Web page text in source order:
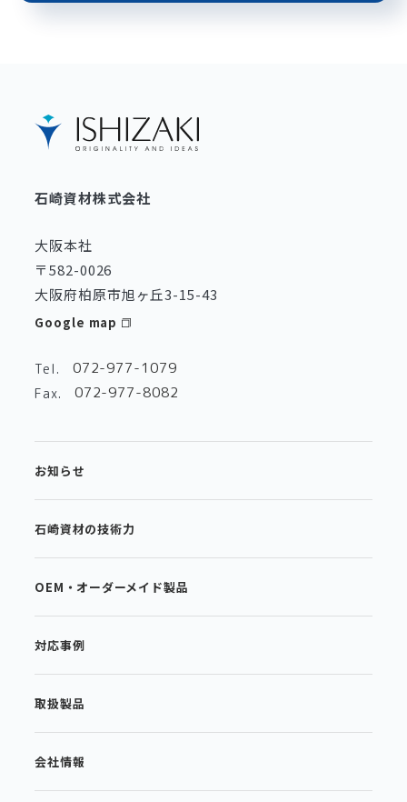
石崎資材株式会社
大阪本社
〒582-0026
大阪府柏原市旭ヶ丘3-15-43
Google map
Tel. 072-977-1079
Fax. 072-977-8082
お知らせ
石崎資材の技術力
OEM・オーダーメイド製品
対応事例
取扱製品
会社情報